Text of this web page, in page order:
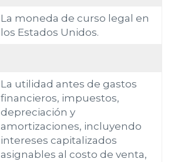
La moneda de curso legal en
los Estados Unidos.
La utilidad antes de gastos
financieros, impuestos,
depreciación y
amortizaciones, incluyendo
intereses capitalizados
asignables al costo de venta,